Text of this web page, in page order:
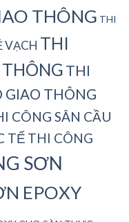
THÔNG THI
VẠCH THI
THI
GIAO THÔNG
CÔNG SÂN CẦU
TẾ THI CÔNG
SƠN
EPOXY